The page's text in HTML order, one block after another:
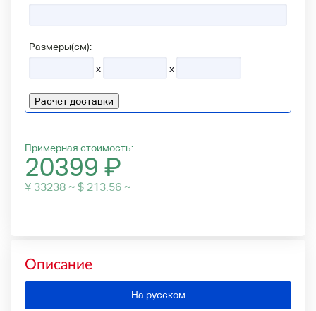
Размеры(см):
x
x
Расчет доставки
Примерная стоимость:
20399 ₽
¥ 33238 ~ $ 213.56 ~
Описание
На русском